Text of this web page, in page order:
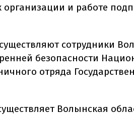
и работе
сотрудники
безопасности
отряда
Волынская